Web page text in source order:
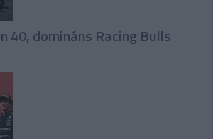
40, domináns Racing Bulls